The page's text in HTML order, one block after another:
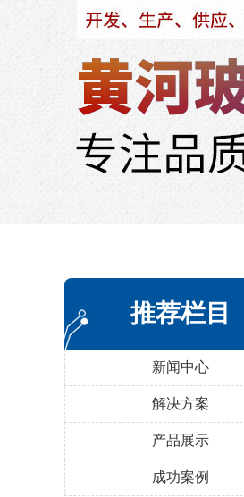
推荐栏目
新闻中心
解决方案
产品展示
成功案例